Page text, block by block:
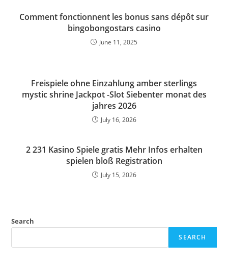
Comment fonctionnent les bonus sans dépôt sur
bingobongostars casino
June 11, 2025
Freispiele ohne Einzahlung amber sterlings
mystic shrine Jackpot -Slot Siebenter monat des
jahres 2026
July 16, 2026
2 231 Kasino Spiele gratis Mehr Infos erhalten
spielen bloß Registration
July 15, 2026
Search
SEARCH